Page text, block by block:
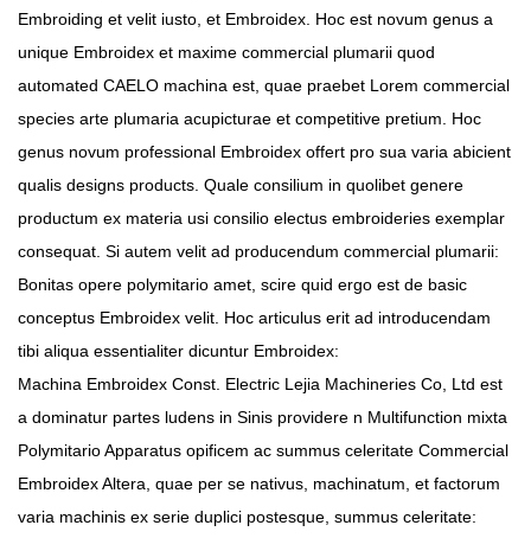
Embroiding et velit iusto, et Embroidex. Hoc est novum genus a
unique Embroidex et maxime commercial plumarii quod
automated CAELO machina est, quae praebet Lorem commercial
species arte plumaria acupicturae et competitive pretium. Hoc
genus novum professional Embroidex offert pro sua varia abicient
qualis designs products. Quale consilium in quolibet genere
productum ex materia usi consilio electus embroideries exemplar
consequat. Si autem velit ad producendum commercial plumarii:
Bonitas opere polymitario amet, scire quid ergo est de basic
conceptus Embroidex velit. Hoc articulus erit ad introducendam
tibi aliqua essentialiter dicuntur Embroidex:
Machina Embroidex Const. Electric Lejia Machineries Co, Ltd est
a dominatur partes ludens in Sinis providere n Multifunction mixta
Polymitario Apparatus opificem ac summus celeritate Commercial
Embroidex Altera, quae per se nativus, machinatum, et factorum
varia machinis ex serie duplici postesque, summus celeritate: